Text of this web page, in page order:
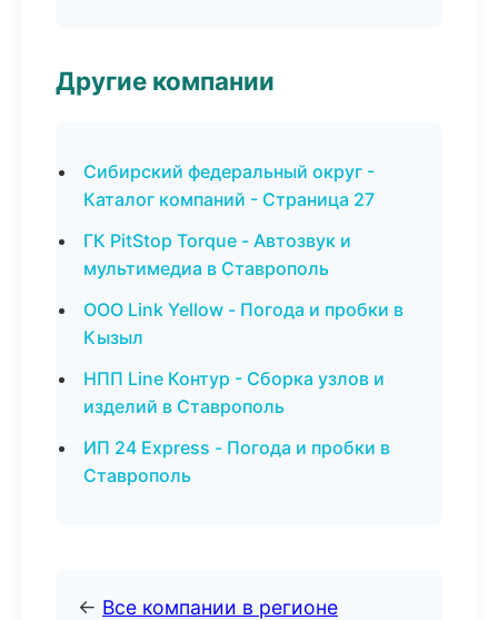
Другие компании
Сибирский федеральный округ -
Каталог компаний - Страница 27
ГК PitStop Torque - Автозвук и
мультимедиа в Ставрополь
ООО Link Yellow - Погода и пробки в
Кызыл
НПП Line Контур - Сборка узлов и
изделий в Ставрополь
ИП 24 Express - Погода и пробки в
Ставрополь
← Все компании в регионе